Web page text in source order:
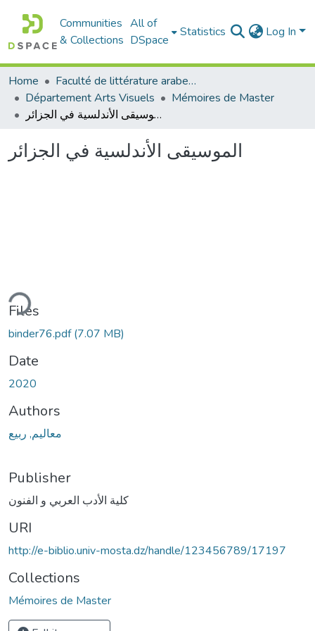
Communities
& Collections
All of
DSpace
Statistics Log In
Home
Faculté de littérature arabe et des arts
Département Arts Visuels
Mémoires de Master
الموسيقى الأندلسية في الجزائر
الموسيقى الأندلسية في الجزائر
Files
binder76.pdf(7.07 MB)
Date
2020
Authors
معاليم, ربيع
Publisher
كلية الأدب العربي و الفنون
URI
http://e-biblio.univ-mosta.dz/handle/123456789/17197
Collections
Mémoires de Master